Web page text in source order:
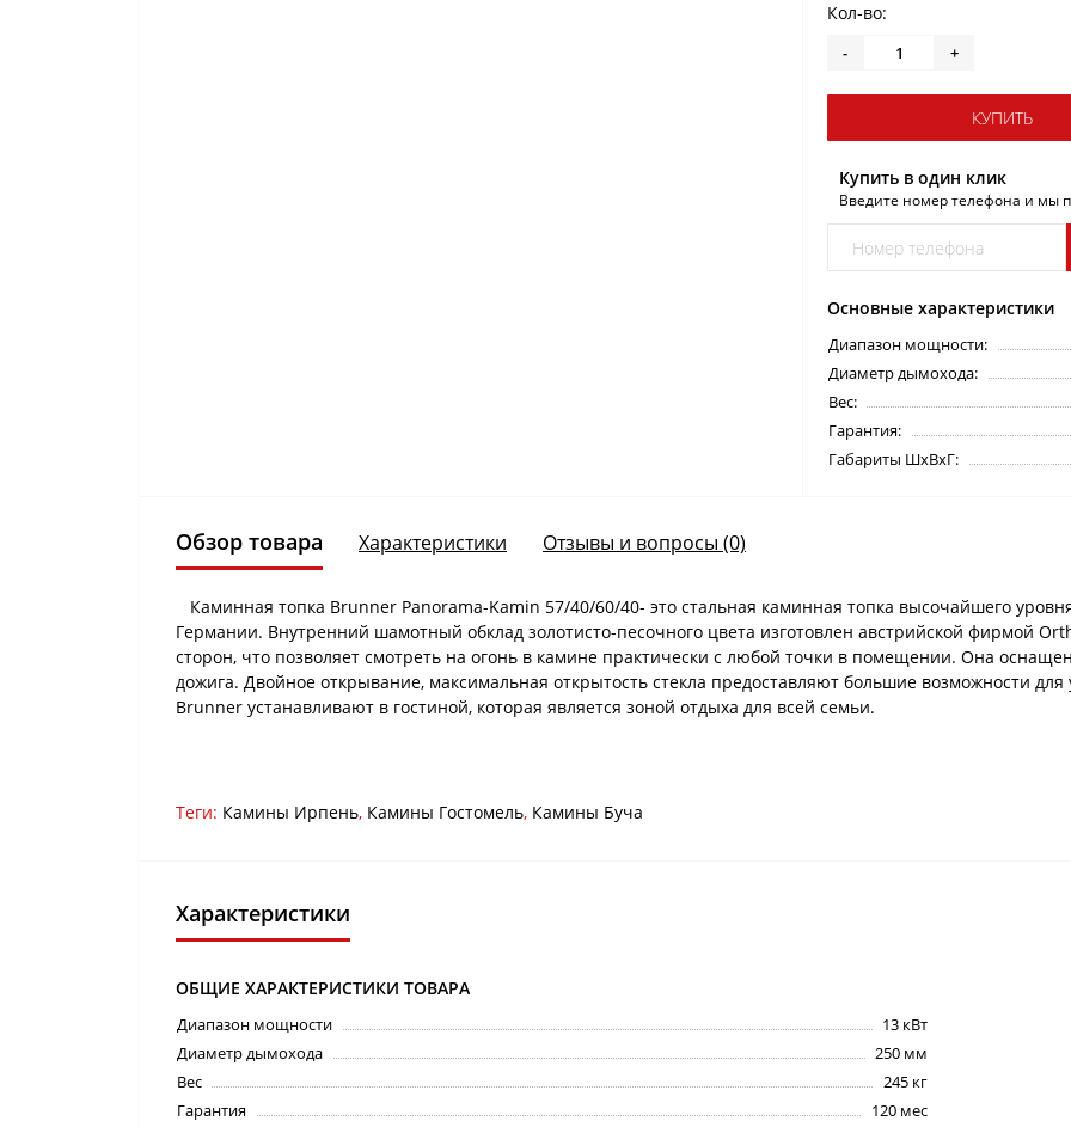
Основные характеристики
Диапазон мощности:
Диаметр дымохода:
Вес:
Гарантия:
Габариты ШхВхГ:
Кол-во:
- +
КУПИТЬ
Купить в один клик
Введите номер телефона и мы
Обзор товара Характеристики Отзывы и вопросы (0)
Каминная топка Brunner Panorama-Kamin 57/40/60/40- это стальная каминная топка высочайшего
Германии. Внутренний шамотный обклад золотисто-песочного цвета изготовлен австрийской фирмой
сторон, что позволяет смотреть на огонь в камине практически с любой точки в помещении. Она
дожига. Двойное открывание, максимальная открытость стекла предоставляют большие возможности
Brunner устанавливают в гостиной, которая является зоной отдыха для всей семьи.
Теги: Камины Ирпень, Камины Гостомель, Камины Буча
Характеристики
ОБЩИЕ ХАРАКТЕРИСТИКИ ТОВАРА
Диапазон мощности
13 кВт
Диаметр дымохода
250 мм
Вес
245 кг
Гарантия
120 мес